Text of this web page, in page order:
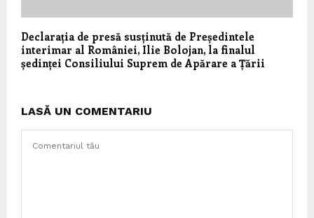
Declarația de presă susținută de Președintele
interimar al României, Ilie Bolojan, la finalul
ședinței Consiliului Suprem de Apărare a Țării
LASĂ UN COMENTARIU